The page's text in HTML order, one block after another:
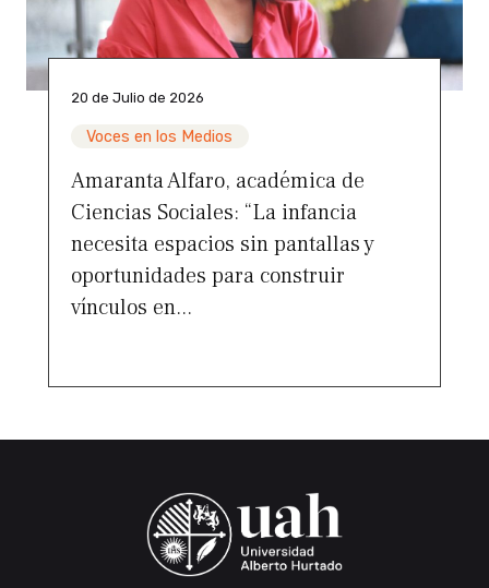
20 de Julio de 2026
Voces en los Medios
Amaranta Alfaro, académica de
Ciencias Sociales: “La infancia
necesita espacios sin pantallas y
oportunidades para construir
vínculos en...